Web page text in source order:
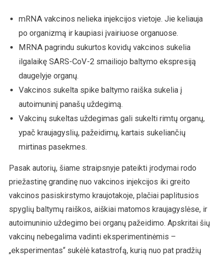
mRNA vakcinos nelieka injekcijos vietoje. Jie keliauja
po organizmą ir kaupiasi įvairiuose organuose.
MRNA pagrindu sukurtos kovidų vakcinos sukelia
ilgalaikę SARS-CoV-2 smailiojo baltymo ekspresiją
daugelyje organų.
Vakcinos sukelta spike baltymo raiška sukelia į
autoimuninį panašų uždegimą.
Vakcinų sukeltas uždegimas gali sukelti rimtų organų,
ypač kraujagyslių, pažeidimų, kartais sukeliančių
mirtinas pasekmes.
Pasak autorių, šiame straipsnyje pateikti įrodymai rodo
priežastinę grandinę nuo vakcinos injekcijos iki greito
vakcinos pasiskirstymo kraujotakoje, plačiai paplitusios
spyglių baltymų raiškos, aiškiai matomos kraujagyslėse, ir
autoimuninio uždegimo bei organų pažeidimo. Apskritai šių
vakcinų nebegalima vadinti eksperimentinėmis –
„eksperimentas“ sukėlė katastrofą, kurią nuo pat pradžių